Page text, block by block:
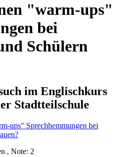
"warm-ups"
bei
Schülern
im Englischkurs
Stadtteilschule
, Note: 2